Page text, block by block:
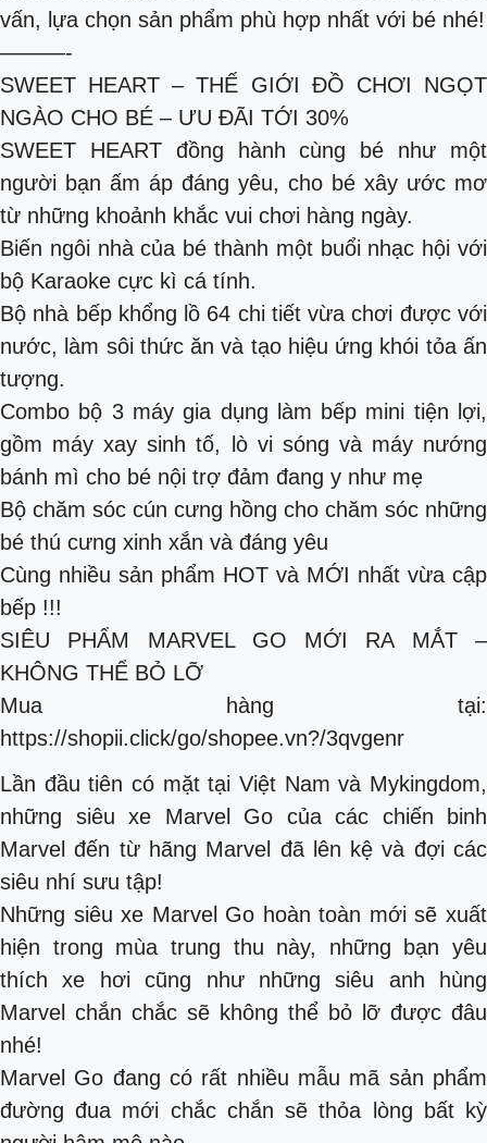
vấn, lựa chọn sản phẩm phù hợp nhất với bé nhé!
———-
SWEET HEART – THẾ GIỚI ĐỒ CHƠI NGỌT
NGÀO CHO BÉ – ƯU ĐÃI TỚI 30%
SWEET HEART đồng hành cùng bé như một
người bạn ấm áp đáng yêu, cho bé xây ước mơ
từ những khoảnh khắc vui chơi hàng ngày.
Biến ngôi nhà của bé thành một buổi nhạc hội với
bộ Karaoke cực kì cá tính.
Bộ nhà bếp khổng lồ 64 chi tiết vừa chơi được với
nước, làm sôi thức ăn và tạo hiệu ứng khói tỏa ấn
tượng.
Combo bộ 3 máy gia dụng làm bếp mini tiện lợi,
gồm máy xay sinh tố, lò vi sóng và máy nướng
bánh mì cho bé nội trợ đảm đang y như mẹ
Bộ chăm sóc cún cưng hồng cho chăm sóc những
bé thú cưng xinh xắn và đáng yêu
Cùng nhiều sản phẩm HOT và MỚI nhất vừa cập
bếp !!!
SIÊU PHẨM MARVEL GO MỚI RA MẮT –
KHÔNG THỂ BỎ LỠ
Mua hàng tại:
https://shopii.click/go/shopee.vn?/3qvgenr
️Lần đầu tiên có mặt tại Việt Nam và Mykingdom,
những siêu xe Marvel Go của các chiến binh
Marvel đến từ hãng Marvel đã lên kệ và đợi các
siêu nhí sưu tập!
Những siêu xe Marvel Go hoàn toàn mới sẽ xuất
hiện trong mùa trung thu này, những bạn yêu
thích xe hơi cũng như những siêu anh hùng
Marvel chắn chắc sẽ không thể bỏ lỡ được đâu
nhé!
Marvel Go đang có rất nhiều mẫu mã sản phẩm
đường đua mới chắc chắn sẽ thỏa lòng bất kỳ